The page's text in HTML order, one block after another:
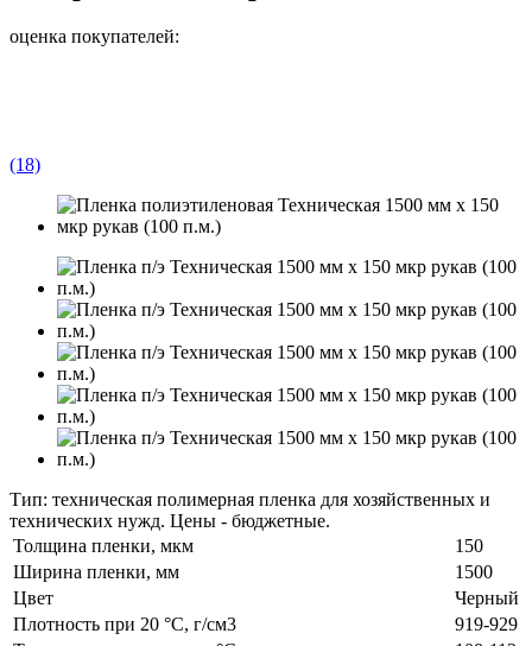
оценка покупателей:
(18)
Тип: техническая полимерная пленка для хозяйственных и
технических нужд. Цены - бюджетные.
Толщина пленки, мкм
150
Ширина пленки, мм
1500
Цвет
Черный
Плотность при 20 °С, г/см3
919-929